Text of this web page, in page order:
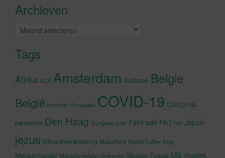
Archieven
Archieven
Tags
Afrika ALS Amsterdam Autisme Belgie
België beroerte Chocolade COVID-19 COVID-19-
pandemie Den Haag Europese Unie Fairtrade FAO hiv Japan
jezus klimaatverandering Maastricht Martin Luther King
Mensenhandel Mensenrechten migranten Moeder Teresa MS muziek